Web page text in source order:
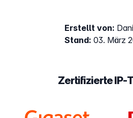
Erstellt von:
Stand: 03. März
Zertifizierte IP-